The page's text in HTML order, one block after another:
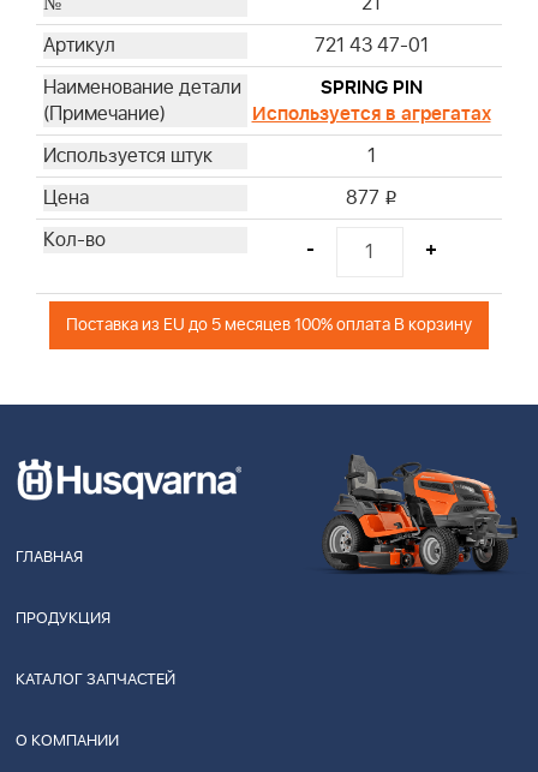
721 43 47-01
SPRING PIN
Используется в агрегатах
1
877 i
- +
Поставка из EU до 5 месяцев 100% оплата В корзину
ГЛАВНАЯ
ПРОДУКЦИЯ
КАТАЛОГ ЗАПЧАСТЕЙ
О КОМПАНИИ